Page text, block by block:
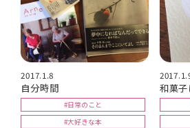
2017.1.8
自分時間
#日常のこと
#大好きな本
和菓子